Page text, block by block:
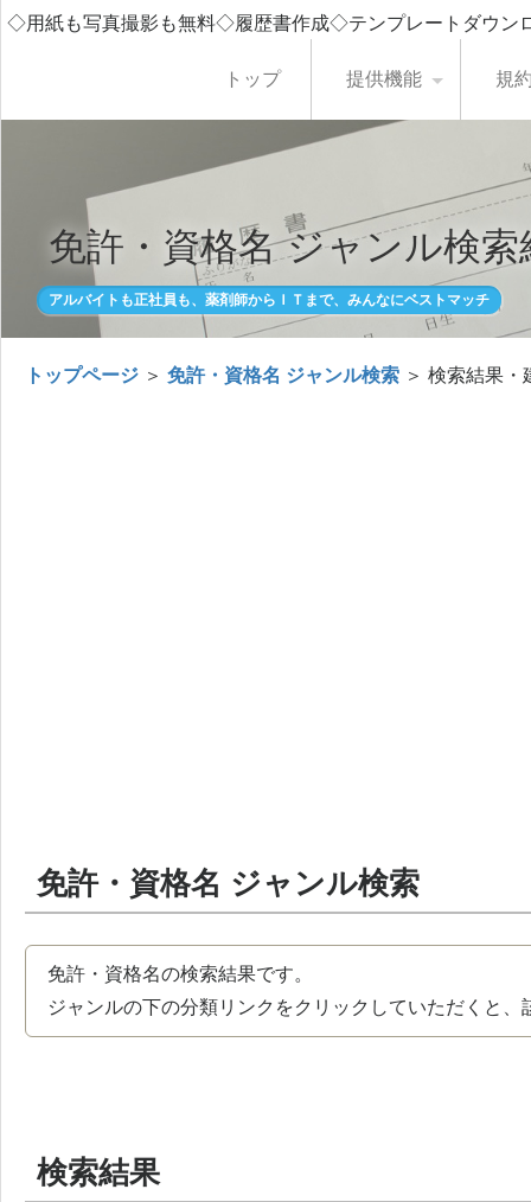
◇用紙も写真撮影も無料◇履歴書作成◇テンプレートダウ
トップ 提供機能 規
免許・資格名 ジャンル検索
アルバイトも正社員も、薬剤師からＩＴまで、みんなにベストマッチ
トップページ ＞ 免許・資格名 ジャンル検索 ＞ 検索結果・
免許・資格名 ジャンル検索
免許・資格名の検索結果です。
ジャンルの下の分類リンクをクリックしていただくと
検索結果